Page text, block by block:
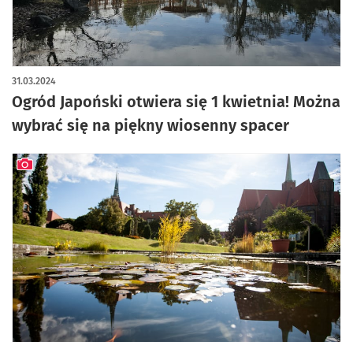
Ogród Japoński otwiera się 1 kwietnia! Można
wybrać się na piękny wiosenny spacer
31.03.2024
artykuł z galerią zdjęć